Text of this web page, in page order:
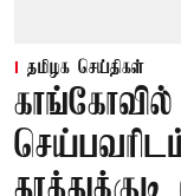
தமிழக செய்திகள்